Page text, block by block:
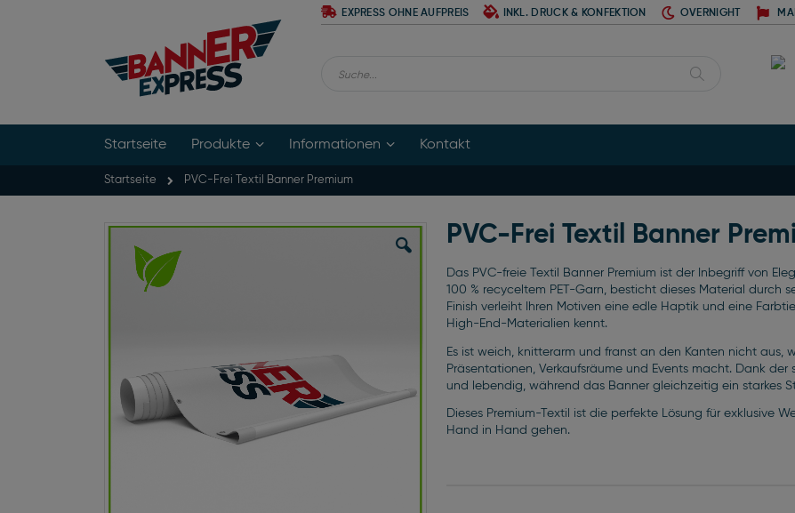
EXPRESS OHNE AUFPREIS INKL. DRUCK & KONFEKTION OVERNIGHT
Startseite Produkte Informationen Kontakt
Startseite PVC-Frei Textil Banner Premium
Zum
Bildgalerie
PVC-Frei Textil Banner
Das PVC-freie Textil Banner Premium ist der Inbegriff von
100 % recyceltem PET-Garn, besticht dieses Material durch
Finish verleiht Ihren Motiven eine edle Haptik und eine
High-End-Materialien kennt.
Es ist weich, knitterarm und franst an den Kanten nicht aus,
Präsentationen, Verkaufsräume und Events macht. Dank
und lebendig, während das Banner gleichzeitig ein starkes
Dieses Premium-Textil ist die perfekte Lösung für exklusive
Hand in Hand gehen.